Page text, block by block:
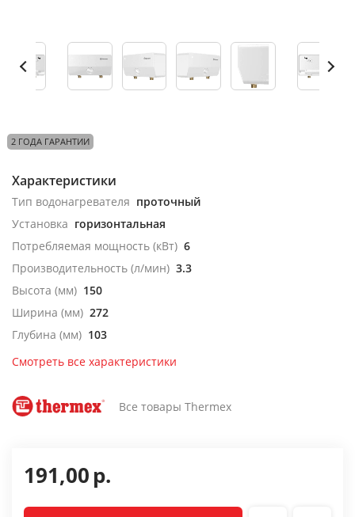
2 ГОДА ГАРАНТИИ
Характеристики
Тип водонагревателя проточный
Установка горизонтальная
Потребляемая мощность (кВт) 6
Производительность (л/мин) 3.3
Высота (мм) 150
Ширина (мм) 272
Глубина (мм) 103
Смотреть все характеристики
Все товары Thermex
191,00р.